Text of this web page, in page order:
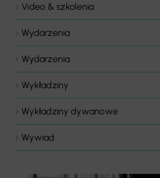
Video & szkolenia
Wydarzenia
Wydarzenia
Wykładziny
Wykładziny dywanowe
Wywiad